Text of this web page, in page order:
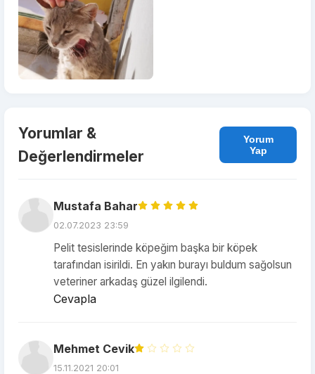
Yorumlar &
Değerlendirmeler
Yorum
Yap
Mustafa Bahar
02.07.2023 23:59
Pelit tesislerinde köpeğim başka bir köpek
tarafından isirildi. En yakın burayı buldum sağolsun
veteriner arkadaş güzel ilgilendi.
Cevapla
Mehmet Cevik
15.11.2021 20:01